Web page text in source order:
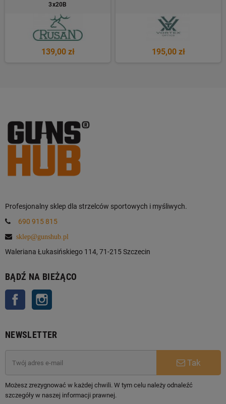
3x20B
139,00 zł 195,00 zł
Profesjonalny sklep dla strzelców sportowych i myśliwych.
690 915 815
sklep@gunshub.pl
Waleriana Łukasińskiego 114, 71-215 Szczecin
BĄDŹ NA BIEŻĄCO
Facebook
NEWSLETTER
Tak
Możesz zrezygnować w każdej chwili. W tym celu należy odnaleźć
szczegóły w naszej informacji prawnej.